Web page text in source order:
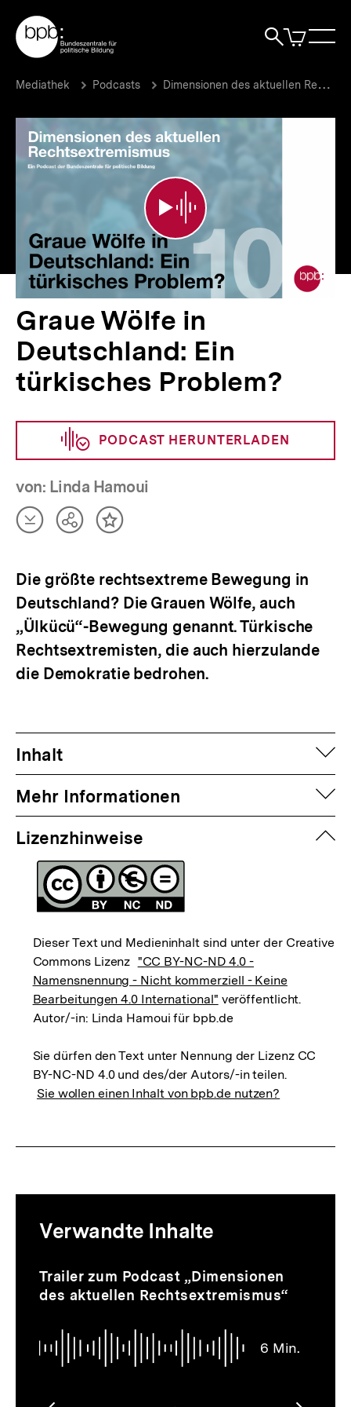
zum
Seiteninhalt
springen
Zur Startseite der bpb
Suche
Artikel
im
Graue
Deutschland:
türkisches
aktuellen
Rechtsextremismus
bpb.de
Brotkrümelnavigation
Pfadnavigation
Mediathek Podcasts Dimensionen des aktuellen Rechtsextremismus
Graue Wölfe in
Deutschland: Ein
türkisches Problem?
PODCAST HERUNTERLADEN
von: Linda Hamoui
Artikel
herunterladen
TeilenInhalt
Die größte rechtsextreme Bewegung in
Deutschland? Die Grauen Wölfe, auch
„Ülkücü“-Bewegung genannt. Türkische
Rechtsextremisten, die auch hierzulande
die Demokratie bedrohen.
Inhalt
Mehr Informationen
Lizenzhinweise
Dieser Text und Medieninhalt sind unter der Creative
Commons Lizenz "CC BY-NC-ND 4.0 -
Namensnennung - Nicht kommerziell - Keine
Bearbeitungen 4.0 International" veröffentlicht.
Autor/-in: Linda Hamoui für bpb.de
Sie dürfen den Text unter Nennung der Lizenz CC
BY-NC-ND 4.0 und des/der Autors/-in teilen.
Sie wollen einen Inhalt von bpb.de nutzen?
zur
Thematik
Verwandte Inhalte
Inhaltskarussell
überspringen
6 Min.
Audio
Dauer
6
Trailer zum Podcast „Dimensionen
des aktuellen Rechtsextremismus“